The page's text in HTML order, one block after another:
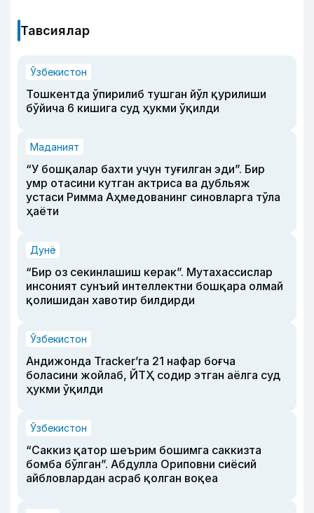
Тавсиялар
Ўзбекистон
Тошкентда ўпирилиб тушган йўл қурилиши
бўйича 6 кишига суд ҳукми ўқилди
Маданият
“У бошқалар бахти учун туғилган эди”. Бир
умр отасини кутган актриса ва дубльяж
устаси Римма Аҳмедованинг синовларга тўла
ҳаёти
Дунё
“Бир оз секинлашиш керак”. Мутахассислар
инсоният сунъий интеллектни бошқара олмай
қолишидан хавотир билдирди
Ўзбекистон
Андижонда Tracker’га 21 нафар боғча
боласини жойлаб, ЙТҲ содир этган аёлга суд
ҳукми ўқилди
Ўзбекистон
“Саккиз қатор шеърим бошимга саккизта
бомба бўлган”. Абдулла Ориповни сиёсий
айбловлардан асраб қолган воқеа